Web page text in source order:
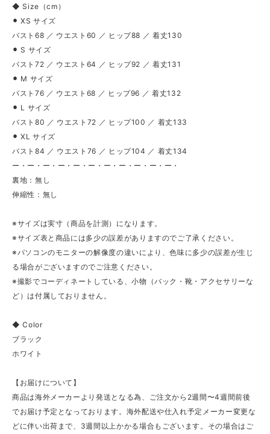
◆ Size（cm）
⚫︎ XS サイズ
バスト68 ／ ウエスト60 ／ ヒップ88 ／ 着丈130
⚫︎ S サイズ
バスト72 ／ ウエスト64 ／ ヒップ92 ／ 着丈131
⚫︎ M サイズ
バスト76 ／ ウエスト68 ／ ヒップ96 ／ 着丈132
⚫︎ L サイズ
バスト80 ／ ウエスト72 ／ ヒップ100 ／ 着丈133
⚫︎ XL サイズ
バスト84 ／ ウエスト76 ／ ヒップ104 ／ 着丈134
ー・ー・ー・ー・ー・ー・ー・ー・ー・ー・ー・
裏地：無し
伸縮性：無し
※サイズは実寸（商品を計測）になります。
※サイズ表と商品には多少の誤差がありますのでご了承ください。
※パソコンのモニターの解像度の違いにより、色味に多少の誤差が生じ
る場合がございますのでご注意ください。
※撮影でコーディネートしている、小物（バック・靴・アクセサリーな
ど）は付属しておりません。
◆ Color
ブラック
ホワイト
【お届けについて】
商品は海外メーカーより発送となる為、ご注文から2週間〜4週間前後
でお届け予定となっております。海外配送や仕入れ予定メーカー変更な
どに伴い出荷まで、3週間以上かかる場合もございます。その場合はご